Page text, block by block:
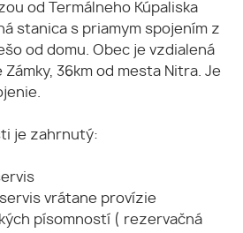
od Termálneho Kúpaliska
stanica s priamym spojením z
od domu. Obec je vzdialená
Zámky, 36km od mesta Nitra. Je
je zahrnutý:
vrátane provízie
písomností ( rezervačná